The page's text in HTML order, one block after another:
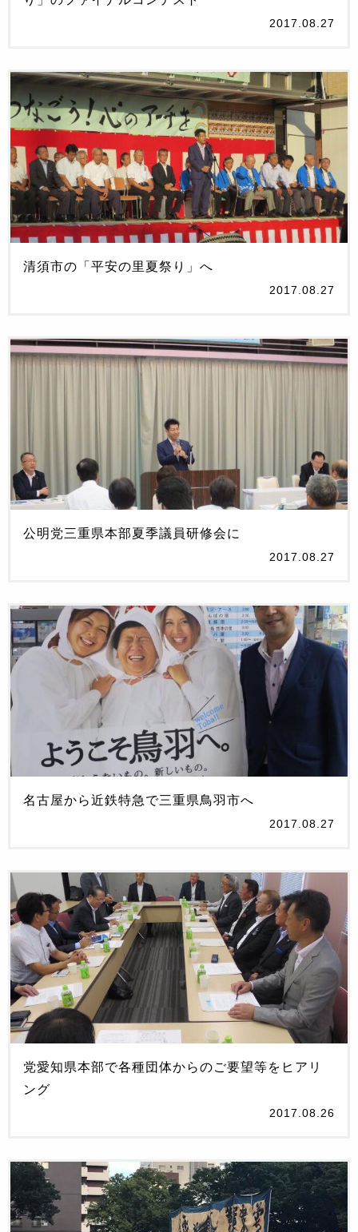
2017.08.27
清須市の「平安の里夏祭り」へ
2017.08.27
公明党三重県本部夏季議員研修会に
2017.08.27
名古屋から近鉄特急で三重県鳥羽市へ
2017.08.27
党愛知県本部で各種団体からのご要望等をヒアリ
ング
2017.08.26